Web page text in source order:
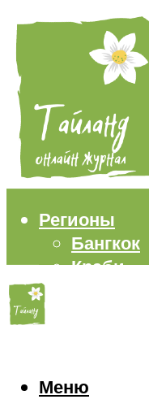
Регионы
Бангкок
Краби
Еда
Меню